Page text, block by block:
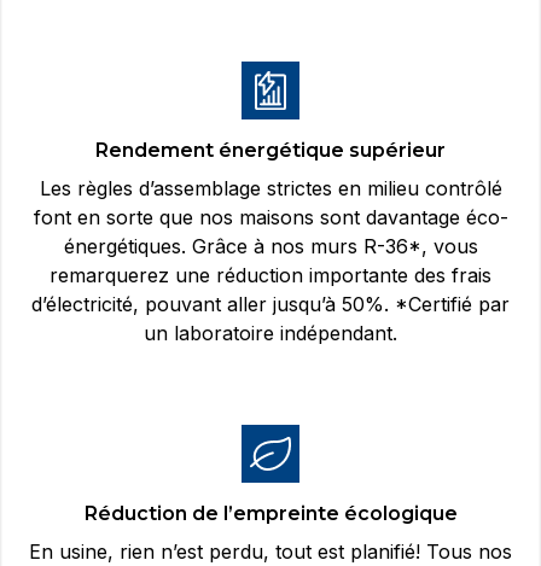
Rendement énergétique supérieur
Les règles d’assemblage strictes en milieu contrôlé
font en sorte que nos maisons sont davantage éco-
énergétiques. Grâce à nos murs R-36*, vous
remarquerez une réduction importante des frais
d’électricité, pouvant aller jusqu’à 50%. *Certifié par
un laboratoire indépendant.
Réduction de l’empreinte écologique
En usine, rien n’est perdu, tout est planifié! Tous nos